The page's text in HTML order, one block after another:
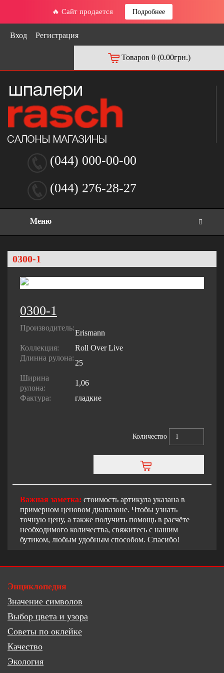
🔥 Сайт продается Подробнее
Вход Регистрация
Товаров 0 (0.00грн.)
(044) 000-00-00
(044) 276-28-27
Меню
0300-1
0300-1
Производитель:
Erismann
Коллекция:
Roll Over Live
Длинна рулона:
25
Ширина
рулона:
1,06
Фактура:
гладкие
Количество
Важная заметка: стоимость артикула указана в
примерном ценовом диапазоне. Чтобы узнать
точную цену, а также получить помощь в расчёте
необходимого количества, свяжитесь с нашим
бутиком, любым удобным способом. Спасибо!
Энциклопедия
Значение символов
Выбор цвета и узора
Советы по оклейке
Качество
Экология